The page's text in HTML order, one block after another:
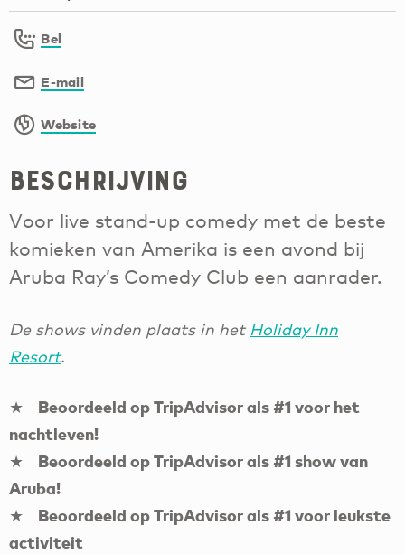
Bel
E-mail
Website
Beschrijving
Voor live stand-up comedy met de beste
komieken van Amerika is een avond bij
Aruba Ray’s Comedy Club een aanrader.
De shows vinden plaats in het Holiday Inn
Resort.
★ Beoordeeld op TripAdvisor als #1 voor het
nachtleven!
★ Beoordeeld op TripAdvisor als #1 show van
Aruba!
★ Beoordeeld op TripAdvisor als #1 voor leukste
activiteit